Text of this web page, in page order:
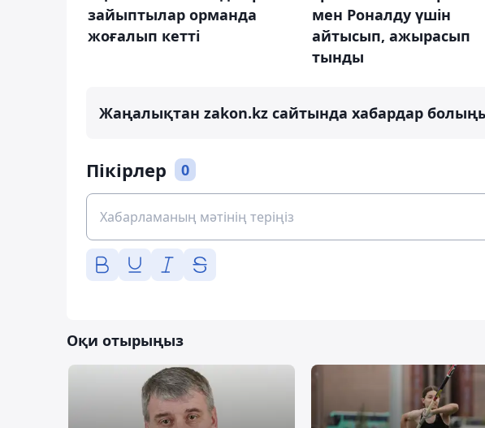
зайыптылар орманда
жоғалып кетті
мен Роналду үшін
айтысып, ажырасып
тынды
Жаңалықтан zakon.kz сайтында хабардар
Пікірлер 0
Оқи отырыңыз